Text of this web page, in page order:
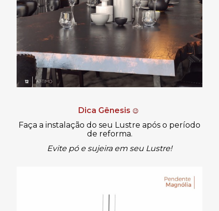
Dica Gênesis 😉
Faça a instalação do seu Lustre após o período
de reforma.
Evite pó e sujeira em seu Lustre!